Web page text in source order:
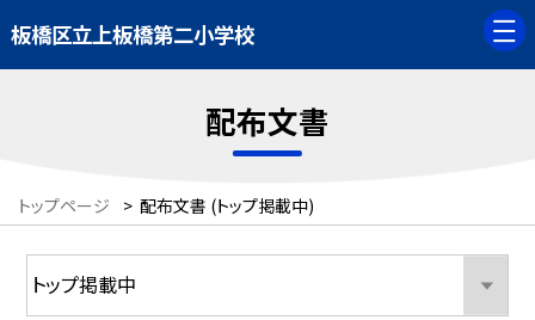
板橋区立上板橋第二小学校
配布文書
トップページ > 配布文書 (トップ掲載中)